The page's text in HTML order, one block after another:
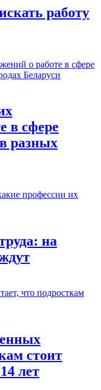
работу
в сфере
разных
на
стоит
лет